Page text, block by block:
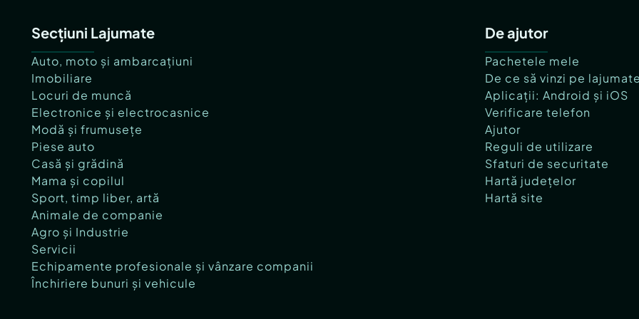
Secțiuni Lajumate
Auto, moto și ambarcațiuni
Imobiliare
Locuri de muncă
Electronice și electrocasnice
Modă și frumusețe
Piese auto
Casă și grădină
Mama și copilul
Sport, timp liber, artă
Animale de companie
Agro și Industrie
Servicii
Echipamente profesionale și vânzare companii
Închiriere bunuri și vehicule
De ajutor
Pachetele mele
De ce să vinzi pe
Aplicații: Android și iOS
Verificare telefon
Ajutor
Reguli de utilizare
Sfaturi de securitate
Hartă județelor
Hartă site